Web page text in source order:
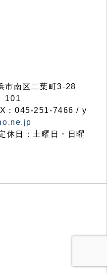
市南区二葉町3-28
101
：045-251-7466 / y
休日：土曜日・日曜